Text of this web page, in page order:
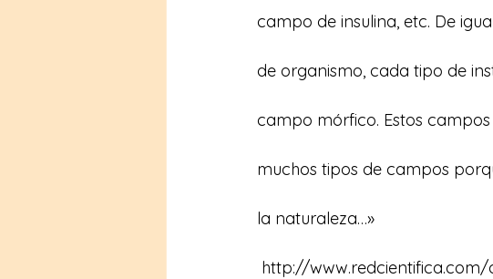
campo de insulina, etc. De
de organismo, cada tipo de
campo mórfico. Estos
muchos tipos de campos
la naturaleza…»
http://